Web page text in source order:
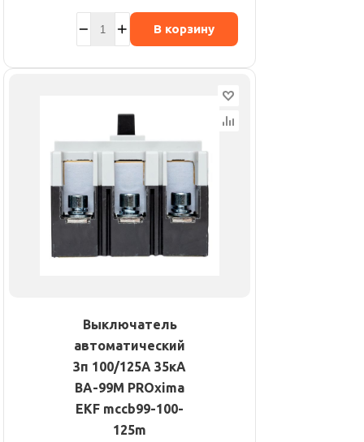
В корзину
Выключатель
автоматический
3п 100/125А 35кА
ВА-99М PROxima
EKF mccb99-100-
125m